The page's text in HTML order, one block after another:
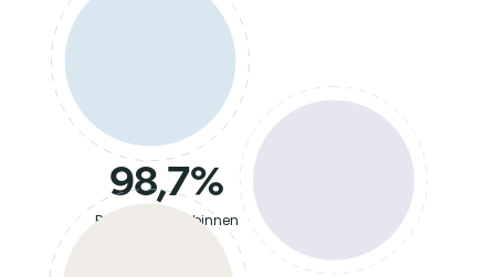
98,7%
Retentiegraad binnen